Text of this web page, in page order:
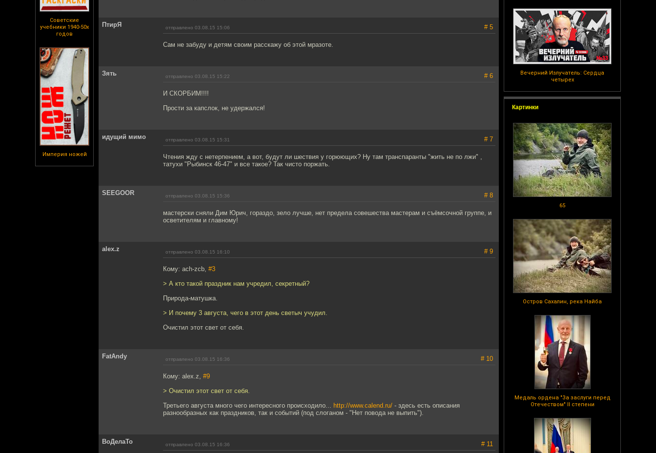
Советские
учебники 1940-50х
годов
Империя ножей
Вечерний Излучатель: Сердца
четырех
Картинки
65
Остров Сахалин, река Найба
Медаль ордена "За заслуги перед
Отечеством" II степени
ПтирЯ отправлено 03.08.15 15:06 # 5
Сам не забуду и детям своим расскажу об этой мразоте.
Зять отправлено 03.08.15 15:22 # 6
И СКОРБИМ!!!!
Прости за капслок, не удержался!
идущий мимо отправлено 03.08.15 15:31 # 7
Чтения жду с нетерпением, а вот, будут ли шествия у горюющих? Ну там транспаранты "жить не по лжи" ,
татухи "Рыбинск 46-47" и все такое? Так чисто поржать.
SEEGOOR отправлено 03.08.15 15:36 # 8
мастерски сняли Дим Юрич, гораздо, зело лучше, нет предела совешества мастерам и съёмсочной группе, и
осветителям и главному!
alex.z отправлено 03.08.15 16:10 # 9
Кому: ach-zcb, #3
> А кто такой праздник нам учредил, секретный?
Природа-матушка.
> И почему 3 августа, чего в этот день светыч учудил.
Очистил этот свет от себя.
FatAndy отправлено 03.08.15 16:36 # 10
Кому: alex.z, #9
> Очистил этот свет от себя.
Третьего августа много чего интересного происходило... http://www.calend.ru/ - здесь есть описания
разнообразных как праздников, так и событий (под слоганом - "Нет повода не выпить").
ВоДелаТо отправлено 03.08.15 16:36 # 11